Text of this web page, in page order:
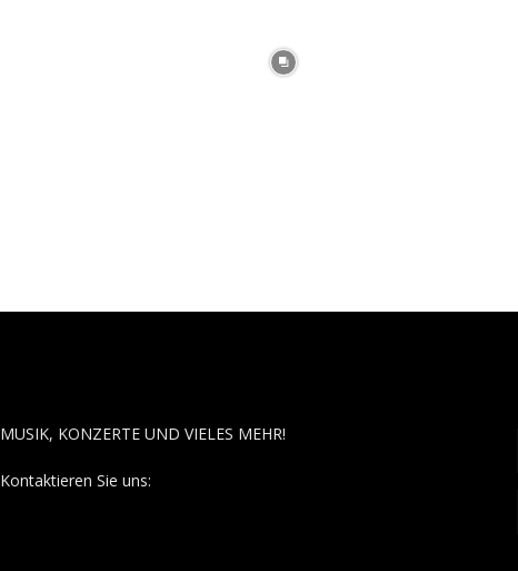
MUSIK, KONZERTE UND VIELES MEHR!
Kontaktieren Sie uns: